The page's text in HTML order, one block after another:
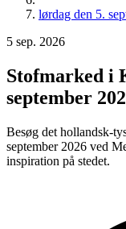
lørdag den 5.
5 sep. 2026
Stofmarked i
september
Besøg det hollandsk-
september 2026 ved
inspiration på stedet.